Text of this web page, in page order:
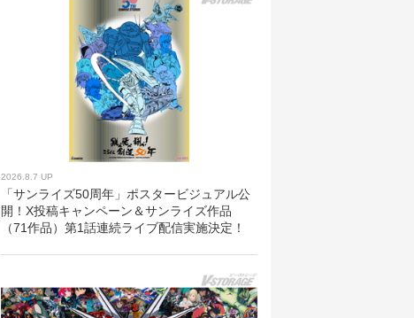
2026.8.7 UP
「サンライズ50周年」ポスタービジュアル公
開！X投稿キャンペーン＆サンライズ作品
（71作品）第1話連続ライブ配信実施決定！